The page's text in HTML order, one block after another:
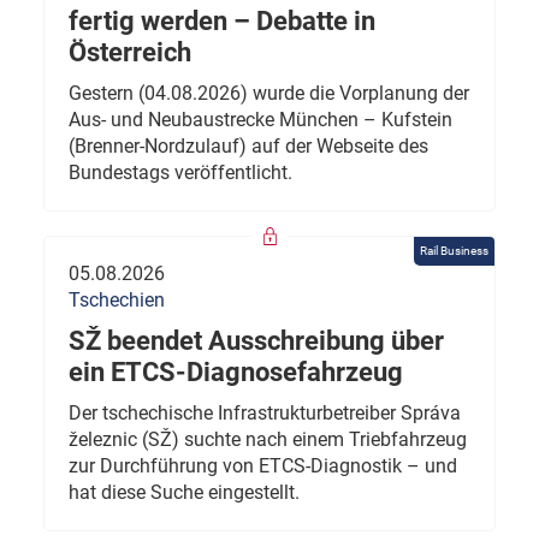
fertig werden – Debatte in
Österreich
Gestern (04.08.2026) wurde die Vorplanung der
Aus- und Neubaustrecke München – Kufstein
(Brenner-Nordzulauf) auf der Webseite des
Bundestags veröffentlicht.
Rail Business
05.08.2026
Tschechien
SŽ beendet Ausschreibung über
ein ETCS-Diagnosefahrzeug
Der tschechische Infrastrukturbetreiber Správa
železnic (SŽ) suchte nach einem Triebfahrzeug
zur Durchführung von ETCS-Diagnostik – und
hat diese Suche eingestellt.